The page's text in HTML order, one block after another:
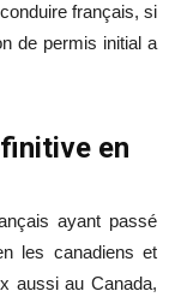
français, si
de permis initial a
en
ayant passé
les canadiens et
aussi au Canada,